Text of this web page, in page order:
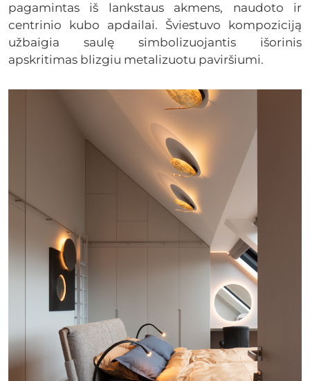
pagamintas iš lankstaus akmens, naudoto ir
centrinio kubo apdailai. Šviestuvo kompoziciją
užbaigia saulę simbolizuojantis išorinis
apskritimas blizgiu metalizuotu paviršiumi.